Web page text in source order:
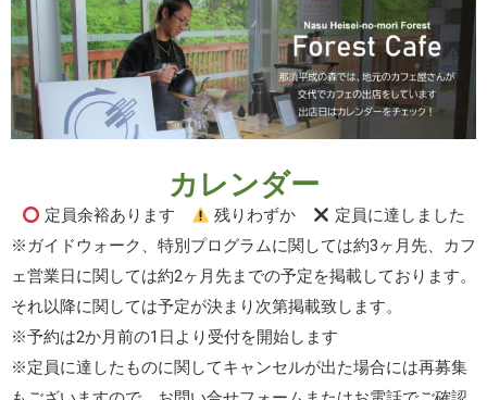
カレンダー
定員余裕あります 残りわずか
定員に達しました
※ガイドウォーク、特別プログラムに関しては約3ヶ月先、カフ
ェ営業日に関しては約2ヶ月先までの予定を掲載しております。
それ以降に関しては予定が決まり次第掲載致します。
※予約は2か月前の1日より受付を開始します
※定員に達したものに関してキャンセルが出た場合には再募集